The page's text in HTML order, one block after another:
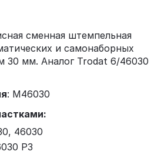
сменная штемпельная
и самонаборных
30 мм. Аналог Trodat 6/46030
: M46030
46030
P3